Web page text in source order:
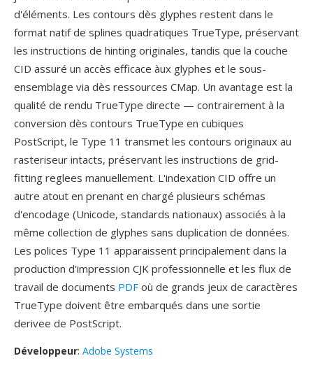
d'éléments. Les contours dès glyphes restent dans le
format natif de splines quadratiques TrueType, préservant
les instructions de hinting originales, tandis que la couche
CID assuré un accès efficace àux glyphes et le sous-
ensemblage via dès ressources CMap. Un avantage est la
qualité de rendu TrueType directe — contrairement à la
conversion dès contours TrueType en cubiques
PostScript, le Type 11 transmet les contours originaux au
rasteriseur intacts, préservant les instructions de grid-
fitting reglees manuellement. L'indexation CID offre un
autre atout en prenant en chargé plusieurs schémas
d'encodage (Unicode, standards nationaux) associés à la
même collection de glyphes sans duplication de données.
Les polices Type 11 apparaissent principalement dans la
production d'impression CJK professionnelle et les flux de
travail de documents PDF où de grands jeux de caractères
TrueType doivent être embarqués dans une sortie
derivee de PostScript.
Développeur: Adobe Systems